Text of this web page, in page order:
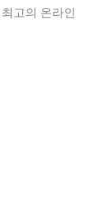
고의 온라인